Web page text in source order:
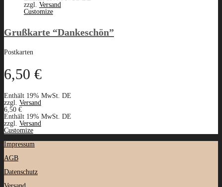
zzgl. Versand
Customize
Grußkarte “Dankeschön”
Postkarten
6,50 €
Enthält 19% MwSt. DE
zzgl. Versand
6,50 €
Enthält 19% MwSt. DE
zzgl. Versand
Customize
Impressum
AGB
Datenschutz